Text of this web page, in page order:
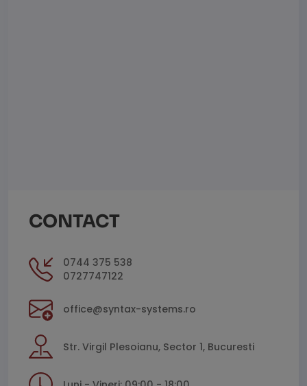
CONTACT
0744 375 538
0727747122
office@syntax-systems.ro
Str. Virgil Plesoianu, Sector 1, Bucuresti